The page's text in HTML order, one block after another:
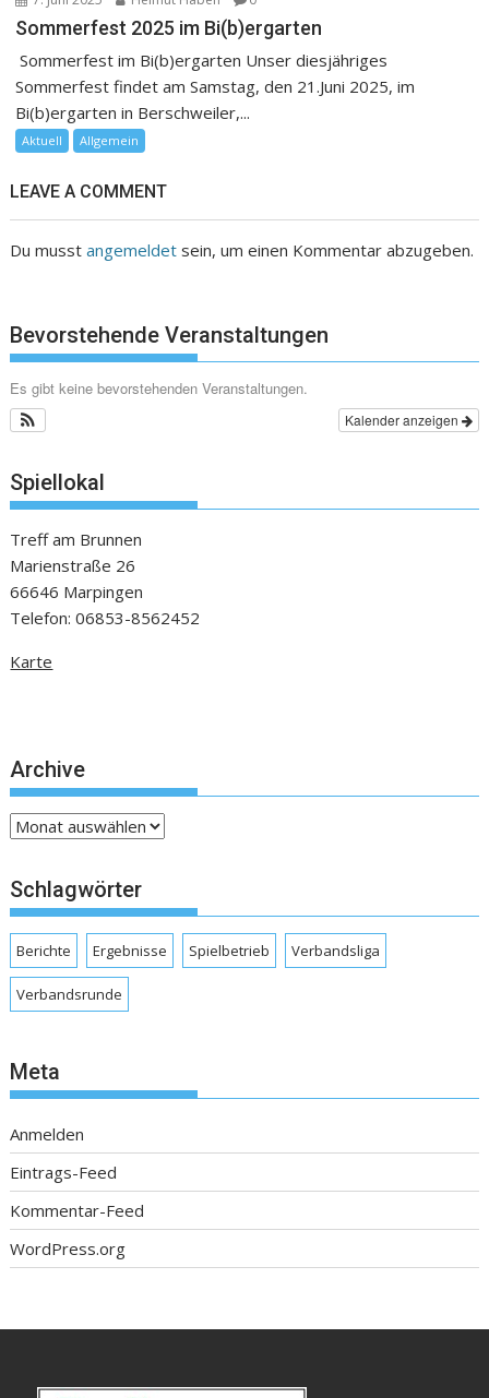
Sommerfest 2025 im Bi(b)ergarten
Sommerfest im Bi(b)ergarten Unser diesjähriges
Sommerfest findet am Samstag, den 21.Juni 2025, im
Bi(b)ergarten in Berschweiler,...
Aktuell Allgemein
LEAVE A COMMENT
Du musstangemeldet sein, um einen Kommentar abzugeben.
Bevorstehende Veranstaltungen
Es gibt keine bevorstehenden Veranstaltungen.
Kalender anzeigen
Spiellokal
Treff am Brunnen
Marienstraße 26
66646 Marpingen
Telefon: 06853-8562452
Karte
Archive
Archive
Schlagwörter
Berichte Ergebnisse Spielbetrieb Verbandsliga
Verbandsrunde
Meta
Anmelden
Eintrags-Feed
Kommentar-Feed
WordPress.org